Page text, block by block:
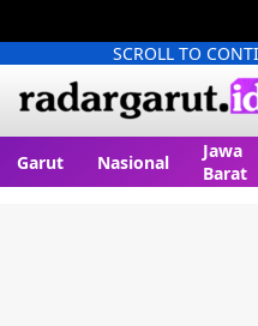
SCROLL TO
Garut Nasional
Jawa
Barat